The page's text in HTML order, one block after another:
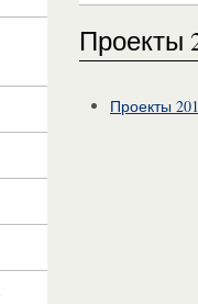
Проекты
Проекты